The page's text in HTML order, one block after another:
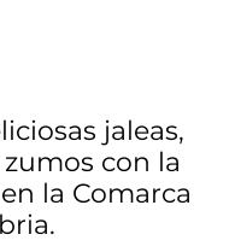
jaleas,
con la
la Comarca